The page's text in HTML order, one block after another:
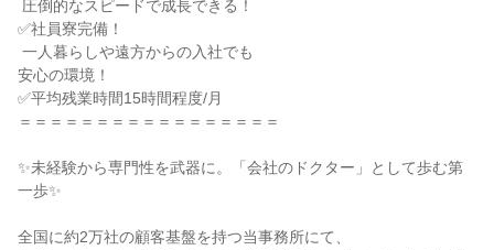
✅社員寮完備！
安心の環境！
✅平均残業時間15時間程度/月
＝＝＝＝＝＝＝＝＝＝＝＝＝＝＝＝＝
✨未経験から専門性を武器に。「会社のドクター」として歩む第
一歩✨
全国に約2万社の顧客基盤を持つ当事務所にて、